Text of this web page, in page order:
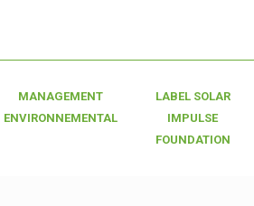
MANAGEMENT
ENVIRONNEMENTAL
LABEL SOLAR
IMPULSE
FOUNDATION